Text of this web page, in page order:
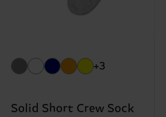
+3
Solid Short Crew Sock